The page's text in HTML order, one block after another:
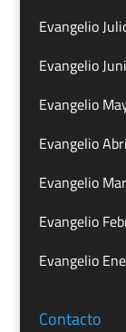
Evangelio
Evangelio
Evangelio
Evangelio
Evangelio
Evangelio
Evangelio
Contacto